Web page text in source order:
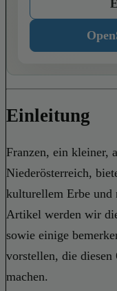
Einleitung
Franzen, ein kleiner,
Niederösterreich,
kulturellem Erbe und
Artikel werden wir
sowie einige
vorstellen, die diesen
machen.